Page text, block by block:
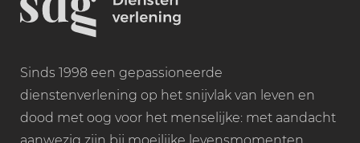
Sinds 1998 een gepassioneerde
dienstenverlening op het snijvlak van leven en
dood met oog voor het menselijke: met aandacht